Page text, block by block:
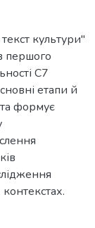
культури"
першого
С7
етапи й
та формує